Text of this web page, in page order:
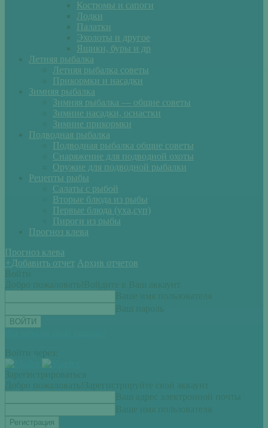
Костюмы и сапоги
Лодки
Палатки
Эхолоты и другое
Ящики, буры и др
Летняя рыбалка
Летняя рыбалка советы
Прикормки и насадки
Зимняя рыбалка
Зимняя рыбалка — общие советы
Зимние насадки, оснастки
Зимние прикормки
Подводная рыбалка
Подводная рыбалка общие советы
Снаряжение для подводной охоты
Оружие для подводной рыбалки
Рецепты рыбы
Салаты с рыбой
Вторые блюда из рыбы
Первые блюда (уха,суп)
Пироги из рыбы
Прогноз клева
Прогноз клева
+ Добавить отчет Архив отчетов
Войти
Добро пожаловать! Войдите в Ваш аккаунт
Ваше имя пользователя
Ваш пароль
Войти через:
Зарегистрироваться
Добро пожаловать! Зарегистрируйте свой аккаунт
Ваш адрес электронной почты
Ваше имя пользователя